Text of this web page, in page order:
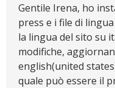
Gentile Irena, ho
press e i file di
la lingua del sito su
modifiche,
english(united
quale può essere il